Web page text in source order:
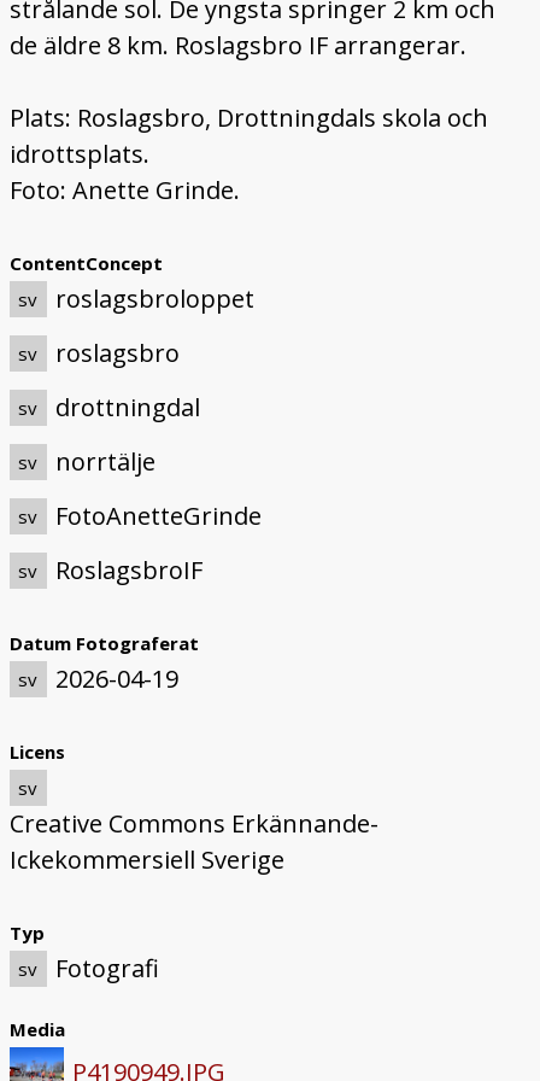
strålande sol. De yngsta springer 2 km och
de äldre 8 km. Roslagsbro IF arrangerar.
Plats: Roslagsbro, Drottningdals skola och
idrottsplats.
Foto: Anette Grinde.
ContentConcept
sv
roslagsbroloppet
sv roslagsbro
sv drottningdal
sv norrtälje
sv FotoAnetteGrinde
sv RoslagsbroIF
Datum Fotograferat
sv
2026-04-19
Licens
sv
Creative Commons Erkännande-
Ickekommersiell Sverige
Typ
sv
Fotografi
Media
P4190949.JPG